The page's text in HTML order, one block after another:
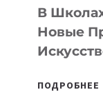
В
Новые
ПОДРОБНЕЕ